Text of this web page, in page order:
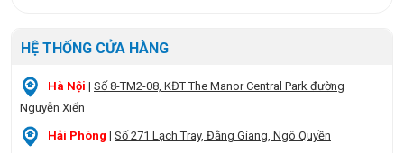
HỆ THỐNG CỬA HÀNG
Hà Nội | Số 8-TM2-08, KĐT The Manor Central Park đường
Nguyễn Xiển
Hải Phòng | Số 271 Lạch Tray, Đằng Giang, Ngô Quyền